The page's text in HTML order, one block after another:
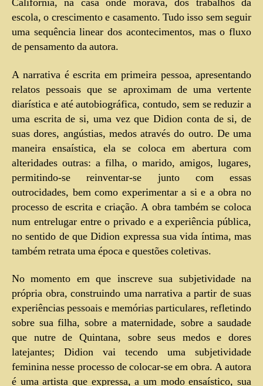
Califórnia, na casa onde morava, dos trabalhos da
escola, o crescimento e casamento. Tudo isso sem seguir
uma sequência linear dos acontecimentos, mas o fluxo
de pensamento da autora.
A narrativa é escrita em primeira pessoa, apresentando
relatos pessoais que se aproximam de uma vertente
diarística e até autobiográfica, contudo, sem se reduzir a
uma escrita de si, uma vez que Didion conta de si, de
suas dores, angústias, medos através do outro. De uma
maneira ensaística, ela se coloca em abertura com
alteridades outras: a filha, o marido, amigos, lugares,
permitindo-se reinventar-se junto com essas
outrocidades, bem como experimentar a si e a obra no
processo de escrita e criação. A obra também se coloca
num entrelugar entre o privado e a experiência pública,
no sentido de que Didion expressa sua vida íntima, mas
também retrata uma época e questões coletivas.
No momento em que inscreve sua subjetividade na
própria obra, construindo uma narrativa a partir de suas
experiências pessoais e memórias particulares, refletindo
sobre sua filha, sobre a maternidade, sobre a saudade
que nutre de Quintana, sobre seus medos e dores
latejantes; Didion vai tecendo uma subjetividade
feminina nesse processo de colocar-se em obra. A autora
é uma artista que expressa, a um modo ensaístico, sua